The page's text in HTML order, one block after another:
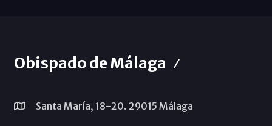
Obispado de Málaga
Santa María, 18-20. 29015 Málaga